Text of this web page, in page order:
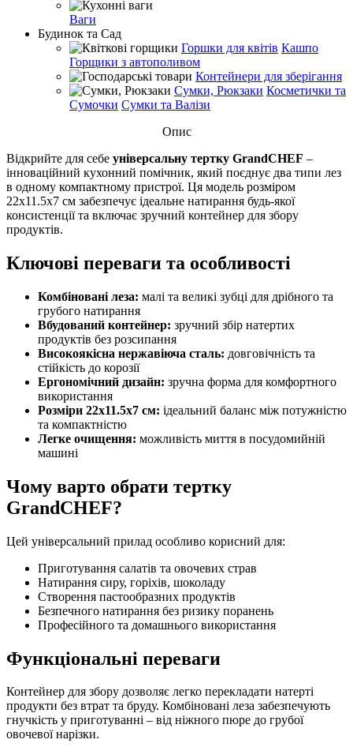
Ваги
Будинок та Сад
Горшки для квітів Кашпо
Горщики з автополивом
Контейнери для зберігання
Сумки, Рюкзаки Косметички та
Сумочки Сумки та Валізи
Опис
Відкрийте для себе універсальну тертку GrandCHEF –
інноваційний кухонний помічник, який поєднує два типи лез
в одному компактному пристрої. Ця модель розміром
22x11.5x7 см забезпечує ідеальне натирання будь-якої
консистенції та включає зручний контейнер для збору
продуктів.
Ключові переваги та особливості
Комбіновані леза: малі та великі зубці для дрібного та
грубого натирання
Вбудований контейнер: зручний збір натертих
продуктів без розсипання
Високоякісна нержавіюча сталь: довговічність та
стійкість до корозії
Ергономічний дизайн: зручна форма для комфортного
використання
Розміри 22x11.5x7 см: ідеальний баланс між потужністю
та компактністю
Легке очищення: можливість миття в посудомийній
машині
Чому варто обрати тертку
GrandCHEF?
Цей універсальний прилад особливо корисний для:
Приготування салатів та овочевих страв
Натирання сиру, горіхів, шоколаду
Створення пастообразних продуктів
Безпечного натирання без ризику поранень
Професійного та домашнього використання
Функціональні переваги
Контейнер для збору дозволяє легко перекладати натерті
продукти без втрат та бруду. Комбіновані леза забезпечують
гнучкість у приготуванні – від ніжного пюре до грубої
овочевої нарізки.